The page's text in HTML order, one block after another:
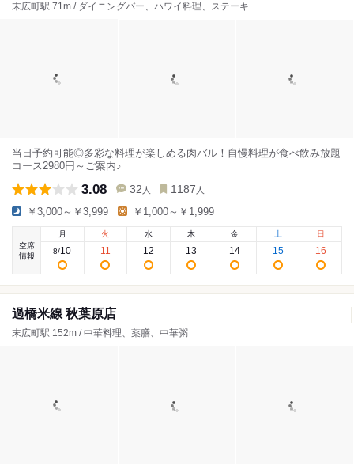
末広町駅 71m / ダイニングバー、ハワイ料理、ステーキ
当日予約可能◎多彩な料理が楽しめる肉バル！自慢料理が食べ飲み放題
コース2980円～ご案内♪
3.08 32 人 1187 人
￥3,000～￥3,999 ￥1,000～￥1,999
空席
情報
月
8/10
火
11
水
12
木
13
金
14
土
15
日
16
過橋米線 秋葉原店
末広町駅 152m / 中華料理、薬膳、中華粥